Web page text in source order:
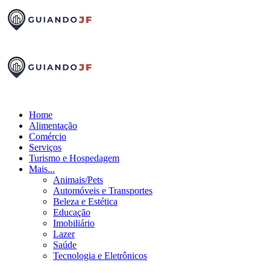
Home
Alimentação
Comércio
Serviços
Turismo e Hospedagem
Mais...
Animais/Pets
Automóveis e Transportes
Beleza e Estética
Educação
Imobiliário
Lazer
Saúde
Tecnologia e Eletrônicos